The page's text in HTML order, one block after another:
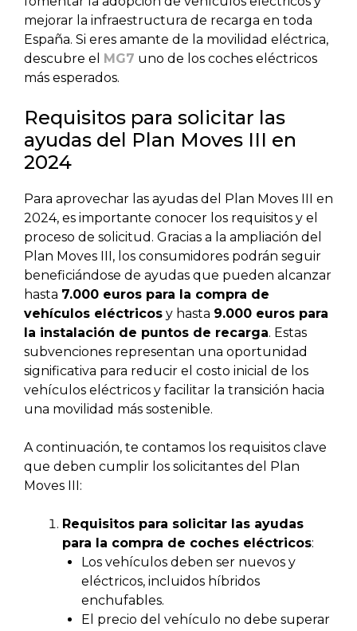
mejorar la infraestructura de recarga en toda
España. Si eres amante de la movilidad eléctrica,
descubre el MG7 uno de los coches eléctricos
más esperados.
Requisitos para solicitar las
ayudas del Plan Moves III en
2024
Para aprovechar las ayudas del Plan Moves III en
2024, es importante conocer los requisitos y el
proceso de solicitud. Gracias a la ampliación del
Plan Moves III, los consumidores podrán seguir
beneficiándose de ayudas que pueden alcanzar
hasta 7.000 euros para la compra de
vehículos eléctricos y hasta 9.000 euros para
la instalación de puntos de recarga. Estas
subvenciones representan una oportunidad
significativa para reducir el costo inicial de los
vehículos eléctricos y facilitar la transición hacia
una movilidad más sostenible.
A continuación, te contamos los requisitos clave
que deben cumplir los solicitantes del Plan
Moves III:
Requisitos para solicitar las ayudas
para la compra de coches eléctricos:
Los vehículos deben ser nuevos y
eléctricos, incluidos híbridos
enchufables.
El precio del vehículo no debe superar